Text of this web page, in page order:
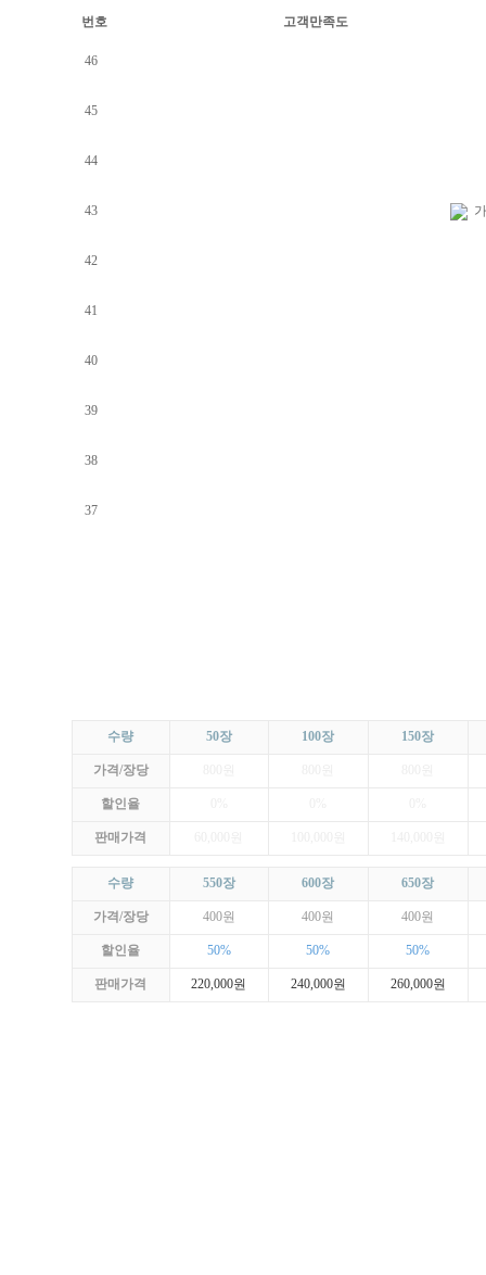
번호 고객만족도
46
45
44
43 가
42
41
40
39
38
37
수량 50장 100장 150장
가격/장당
할인율
판매가격
수량 550장 600장 650장
가격/장당 400원 400원 400원
할인율 50% 50% 50%
판매가격 220,000원 240,000원 260,000원